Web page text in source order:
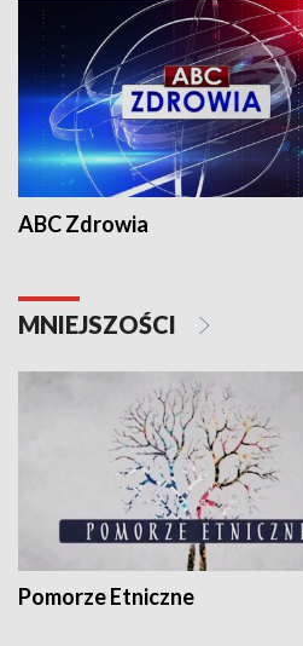
ABC Zdrowia
MNIEJSZOŚCI
Pomorze Etniczne